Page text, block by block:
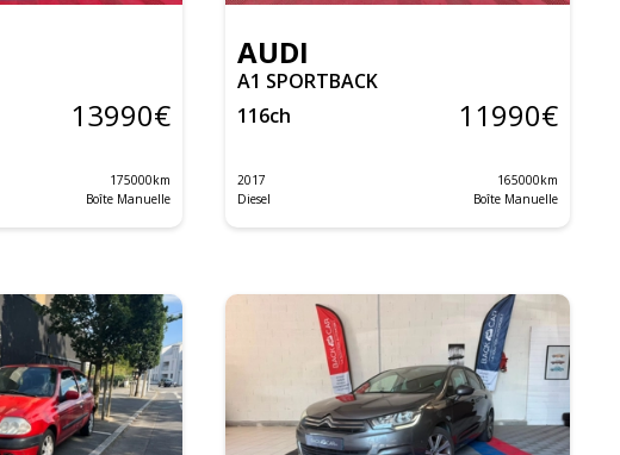
13990€
175000km
Boîte Manuelle
AUDI
A1 SPORTBACK
116ch 11990€
2017 165000km
Diesel
Boîte Manuelle